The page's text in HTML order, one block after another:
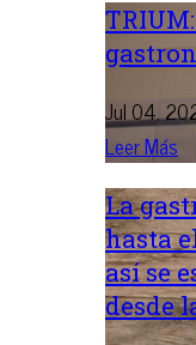
Jul 04,
Leer Más
La
hasta
así se
desde